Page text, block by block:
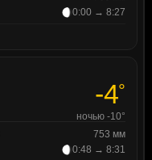
0:00 → 8:27
-4°
ночью -10°
753 мм
0:48 → 8:31